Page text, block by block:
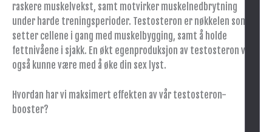
raskere muskelvekst, samt motvirker muskelnedbrytning
under harde treningsperioder. Testosteron er nøkkelen som
setter cellene i gang med muskelbygging, samt å holde
fettnivåene i sjakk. En økt egenproduksjon av testosteron vil
også kunne være med å øke din sex lyst.
Hvordan har vi maksimert effekten av vår testosteron-
booster?